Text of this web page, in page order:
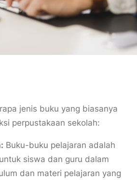
jenis buku yang biasanya
perpustakaan sekolah:
Buku-buku pelajaran adalah
siswa dan guru dalam
dan materi pelajaran yang